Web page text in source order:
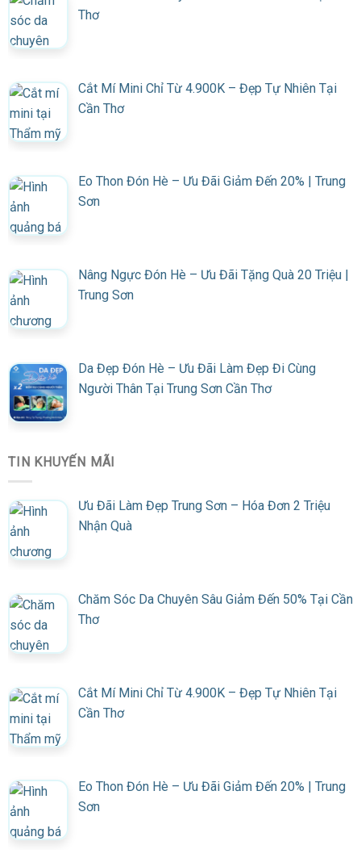
Thơ
Cắt Mí Mini Chỉ Từ 4.900K – Đẹp Tự Nhiên Tại
Cần Thơ
Eo Thon Đón Hè – Ưu Đãi Giảm Đến 20% | Trung
Sơn
Nâng Ngực Đón Hè – Ưu Đãi Tặng Quà 20 Triệu |
Trung Sơn
Da Đẹp Đón Hè – Ưu Đãi Làm Đẹp Đi Cùng
Người Thân Tại Trung Sơn Cần Thơ
TIN KHUYẾN MÃI
Ưu Đãi Làm Đẹp Trung Sơn – Hóa Đơn 2 Triệu
Nhận Quà
Chăm Sóc Da Chuyên Sâu Giảm Đến 50% Tại Cần
Thơ
Cắt Mí Mini Chỉ Từ 4.900K – Đẹp Tự Nhiên Tại
Cần Thơ
Eo Thon Đón Hè – Ưu Đãi Giảm Đến 20% | Trung
Sơn